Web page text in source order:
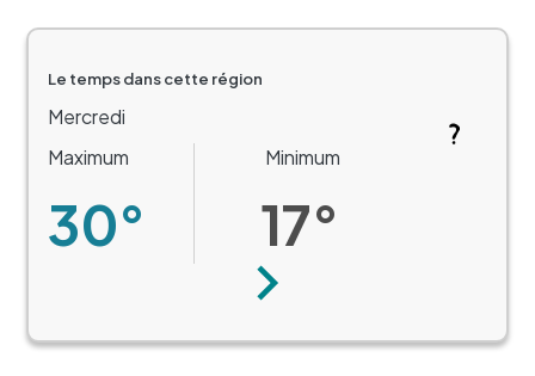
Le temps dans cette région
Mercredi
Maximum
30°
Minimum
17°
Suivant